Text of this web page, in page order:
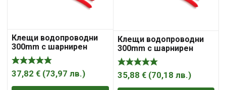
Клещи водопроводни
300mm с шарнирен
реглаж 2 3/ 4″ Alligator
Knipex
37,82 € (73,97 лв.)
Клещи водопроводни
300mm с шарнирен
реглаж 2 3/ 4″ Knipex
Alligator
35,88 € (70,18 лв.)